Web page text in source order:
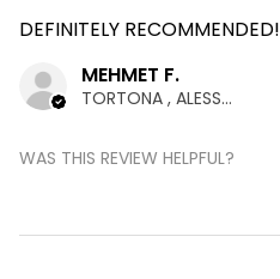
DEFINITELY RECOMMENDED!
MEHMET F.
TORTONA , ALESSANDRIA
WAS THIS REVIEW HELPFUL?